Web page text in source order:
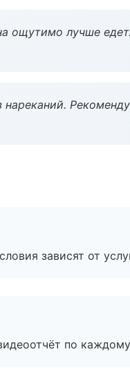
ощутимо лучше
нареканий.
зависят от
по каждому